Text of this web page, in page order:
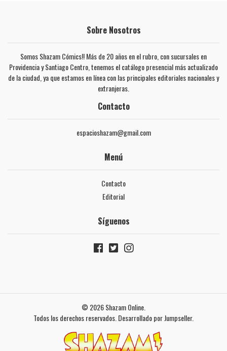
Sobre Nosotros
Somos Shazam Cómics!! Más de 20 años en el rubro, con sucursales en
Providencia y Santiago Centro, tenemos el catálogo presencial más actualizado
de la ciudad, ya que estamos en línea con las principales editoriales nacionales y
extranjeras.
Contacto
espacioshazam@gmail.com
Menú
Contacto
Editorial
Síguenos
© 2026 Shazam Online.
Todos los derechos reservados. Desarrollado por Jumpseller.